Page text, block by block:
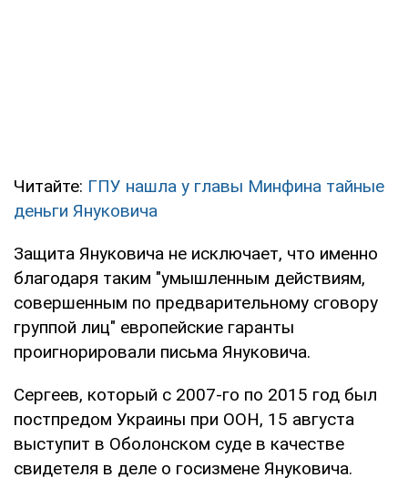
Читайте: ГПУ нашла у главы Минфина тайные
деньги Януковича
Защита Януковича не исключает, что именно
благодаря таким "умышленным действиям,
совершенным по предварительному сговору
группой лиц" европейские гаранты
проигнорировали письма Януковича.
Сергеев, который с 2007-го по 2015 год был
постпредом Украины при ООН, 15 августа
выступит в Оболонском суде в качестве
свидетеля в деле о госизмене Януковича.